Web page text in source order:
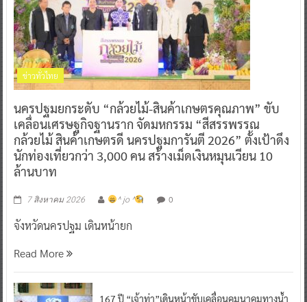
ข่าวทั่วไทย
นครปฐมยกระดับ “กล้วยไม้-สินค้าเกษตรคุณภาพ” ขับ
เคลื่อนเศรษฐกิจฐานราก จัดมหกรรม “สีสรรพรรณ
กล้วยไม้ สินค้าเกษตรดี นครปฐมการันตี 2026” ตั้งเป้าดึง
นักท่องเที่ยวกว่า 3,000 คน สร้างเม็ดเงินหมุนเวียน 10
ล้านบาท
7 สิงหาคม 2026 ^ jo ^ 0
จังหวัดนครปฐม เดินหน้ายก
Read More
167 ปี “เจ้าท่า”เดินหน้าขับเคลื่อนคมนาคมทางน้ำ